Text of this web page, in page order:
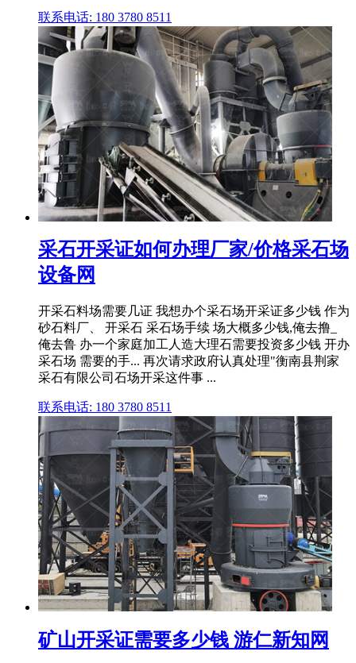
联系电话: 180 3780 8511
采石开采证如何办理厂家/价格采石场
设备网
开采石料场需要几证 我想办个采石场开采证多少钱 作为
砂石料厂、 开采石 采石场手续 场大概多少钱,俺去撸_
俺去鲁 办一个家庭加工人造大理石需要投资多少钱 开办
采石场 需要的手... 再次请求政府认真处理"衡南县荆家
采石有限公司石场开采这件事 ...
联系电话: 180 3780 8511
矿山开采证需要多少钱 游仁新知网